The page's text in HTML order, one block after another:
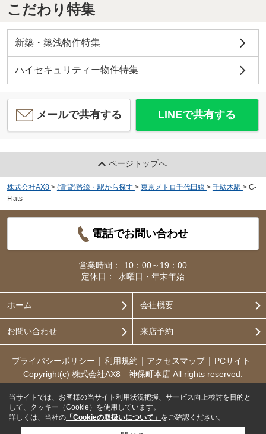
こだわり特集
新築・築浅物件特集
ハイセキュリティー物件特集
メールで共有する LINEで共有する
ページトップへ
株式会社AX8 > (賃貸)路線・駅から探す > 東京メトロ千代田線 > 千駄木駅 > C-
Flats
電話でお問い合わせ
営業時間：
10：00～19：00
定休日：
水曜日・年末年始
ホーム 会社概要
お問い合わせ 来店予約
プライバシーポリシー 利用規約 アクセスマップ
PCサイト
Copyright(c) 株式会社AX8 神保町本店 All rights reserved.
当サイトでは、お客様の当サイト利用状況把握、サービス向上検討を目的と
して、クッキー（Cookie）を使用しています。
詳しくは、当社の 「Cookieの取扱いについて」 をご確認ください。